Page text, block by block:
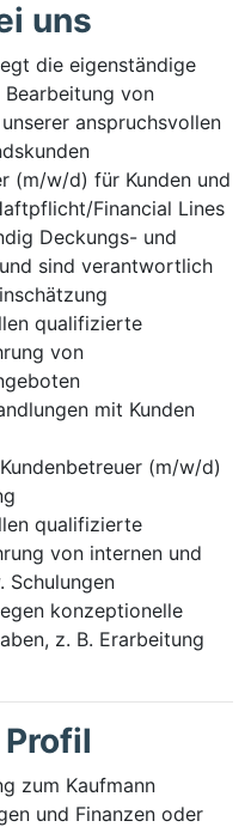
uns
die eigenständige
von
anspruchsvollen
(m/w/d) für Kunden und
Financial Lines
Deckungs- und
sind verantwortlich
qualifizierte
von
mit Kunden
(m/w/d)
qualifizierte
von internen und
Schulungen
konzeptionelle
z. B. Erarbeitung
zum Kaufmann
und Finanzen oder